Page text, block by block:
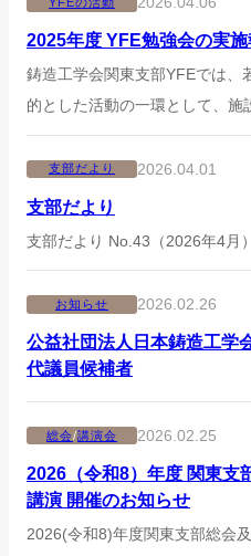
2025年度 YFE勉強会の実
鋳造工学会関東支部YFEでは、
的とした活動の一環として、施
支部だより 2026.04.01
支部だより
支部だより No.43（2026年4月
お知らせ 2026.02.26
公益社団法人日本鋳造工学
代議員候補者
総会/講演会 2026.02.25
2026（令和8）年度 関東支
講演 開催のお知らせ
2026(令和8)年度関東支部総会